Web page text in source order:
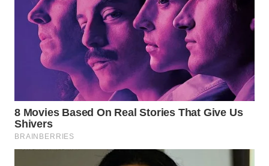
WN
CIREBON
WN
INDRAMAYU
WN
KUNINGAN